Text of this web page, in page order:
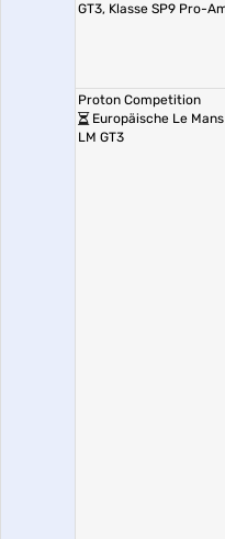
GT3, Klasse SP9 Pro-
Proton Competition
Europäische Le
LM GT3